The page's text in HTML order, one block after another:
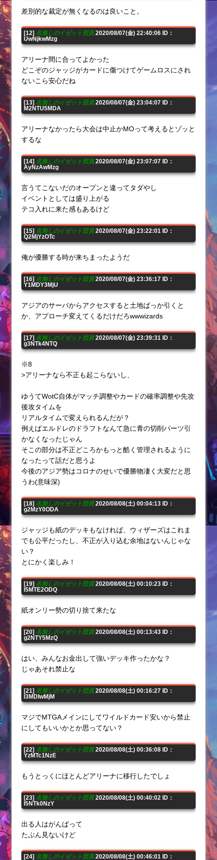
差別的な裁定が無くなるのは良いこと。
[12] 名無しのイゼット団員2020/08/07(金) 22:40:06 ID：
UwNjkwMzg
アリーナ間に合ってよかった
どこぞのジャッジがカードに傷つけてゲームロスにされ
ないこら安心だね
[13] 名無しのイゼット団員2020/08/07(金) 23:04:07 ID：
M2NTU5MDA
アリーナなかったら大会は中止かMOって考えるとゾッと
するな
[14] 名無しのイゼット団員2020/08/07(金) 23:07:07 ID：
AyNzAwMzg
言うてこないだのオープンと違ってタダやし
イベントとしては盛り上がる
テコ入れに来た感もあるけど
[15] 名無しのイゼット団員2020/08/07(金) 23:22:01 ID：
Q2MjYzOTc
俺が優勝する時が来ちまったようだ
[16] 名無しのイゼット団員2020/08/07(金) 23:36:17 ID：
Y1MDY3MjU
アジアのサーバからアクセスすると土地ばっか引くと
か、アプローチ変えてくるだけだろwwwizards
[17] 名無しのイゼット団員2020/08/07(金) 23:39:31 ID：
g3NTk4NTQ
※8
>アリーナなら不正も起こらないし、
ゆうてWotC自体がマッチ調整やカードの確率調整や先攻
後攻タイムを
リアルタイムで変えられるんだが？
例えばエルドレのドラフトなんて急に青の切削パーツ引
かなくなったじゃん
そこの部分は不正どころかもっと酷く管理されるように
なったって話だと思うよ
今後のアジア勢はコロナのせいで優勝物凄く大変だと思
うわ(意味深)
[18] 名無しのイゼット団員2020/08/08(土) 00:04:13 ID：
g2MzY0ODA
ジャッジも紙のデッキもなければ、ウィザーズはこれま
でも公平だったし、不正が入り込む余地はないんじゃな
い？
とにかく楽しみ！
[19] 名無しのイゼット団員2020/08/08(土) 00:10:23 ID：
I5MTE2ODQ
紙オンリー勢の切り捨て来たな
[20] 名無しのイゼット団員2020/08/08(土) 00:13:43 ID：
g2NTY5MzQ
はい、みんなお金出して強いデッキ作ったかな？
じゃあそれ禁止な
[21] 名無しのイゼット団員2020/08/08(土) 00:16:27 ID：
I3MDIwMjM
マジでMTGAメインにしてワイルドカード安いから禁止
にしてもいいかとか思ってない？
[22] 名無しのイゼット団員2020/08/08(土) 00:36:08 ID：
YzMTc1NzE
もうとっくにほとんどアリーナに移行したでしょ
[23] 名無しのイゼット団員2020/08/08(土) 00:40:02 ID：
I5NTk0NzY
出る人はがんばって
たぶん見ないけど
[24] 名無しのイゼット団員2020/08/08(土) 00:46:01 ID：